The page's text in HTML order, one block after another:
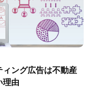
ング広告は不動産
理由